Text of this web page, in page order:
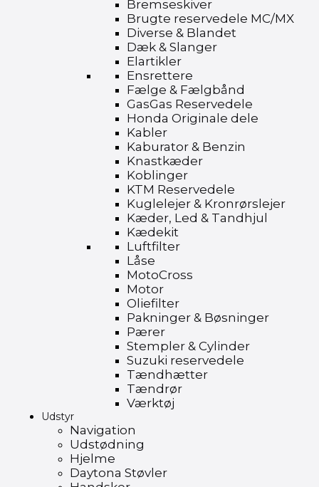
Bremseskiver
Brugte reservedele MC/MX
Diverse & Blandet
Dæk & Slanger
Elartikler
Ensrettere
Fælge & Fælgbånd
GasGas Reservedele
Honda Originale dele
Kabler
Kaburator & Benzin
Knastkæder
Koblinger
KTM Reservedele
Kuglelejer & Kronrørslejer
Kæder, Led & Tandhjul
Kædekit
Luftfilter
Låse
MotoCross
Motor
Oliefilter
Pakninger & Bøsninger
Pærer
Stempler & Cylinder
Suzuki reservedele
Tændhætter
Tændrør
Værktøj
Udstyr
Navigation
Udstødning
Hjelme
Daytona Støvler